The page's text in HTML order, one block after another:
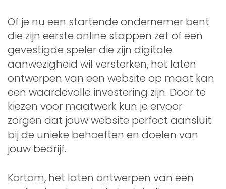
Of je nu een startende ondernemer bent
die zijn eerste online stappen zet of een
gevestigde speler die zijn digitale
aanwezigheid wil versterken, het laten
ontwerpen van een website op maat kan
een waardevolle investering zijn. Door te
kiezen voor maatwerk kun je ervoor
zorgen dat jouw website perfect aansluit
bij de unieke behoeften en doelen van
jouw bedrijf.
Kortom, het laten ontwerpen van een